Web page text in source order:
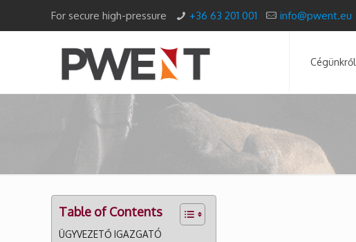
For secure high-pressure +36 63 201 001 info@pwent.eu
Cégünkről
Table of Contents
ÜGYVEZETŐ IGAZGATÓ